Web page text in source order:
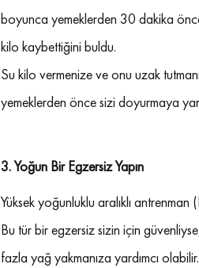
boyunca yemeklerden 30 dakika
kilo kaybettiğini buldu.
Su kilo vermenize ve onu uzak
yemeklerden önce sizi doyurmaya
3. Yoğun Bir Egzersiz Yapın
Yüksek yoğunluklu aralıklı
Bu tür bir egzersiz sizin için
fazla yağ yakmanıza yardımcı olabilir.